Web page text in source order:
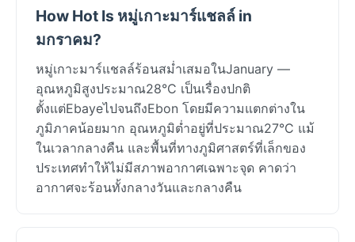
How Hot Is หมู่เกาะมาร์แชลล์ in
มกราคม?
หมู่เกาะมาร์แชลล์ร้อนสม่ำเสมอในJanuary —
อุณหภูมิสูงประมาณ28°C เป็นเรื่องปกติ
ตั้งแต่EbayeไปจนถึงEbon โดยมีความแตกต่างใน
ภูมิภาคน้อยมาก อุณหภูมิต่ำอยู่ที่ประมาณ27°C แม้
ในเวลากลางคืน และพื้นที่ทางภูมิศาสตร์ที่เล็กของ
ประเทศทำให้ไม่มีสภาพอากาศเฉพาะจุด คาดว่า
อากาศจะร้อนทั้งกลางวันและกลางคืน